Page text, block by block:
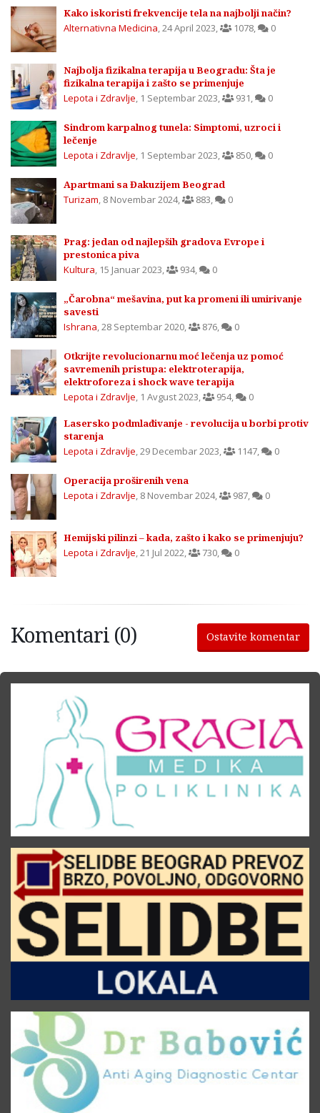
Kako iskoristi frekvencije tela na najbolji način?
Alternativna Medicina,24 April 2023, 1078, 0
Najbolja fizikalna terapija u Beogradu: Šta je
fizikalna terapija i zašto se primenjuje
Lepota i Zdravlje, 1 Septembar 2023, 931, 0
Sindrom karpalnog tunela: Simptomi, uzroci i
lečenje
Lepota i Zdravlje, 1 Septembar 2023, 850, 0
Apartmani sa Đakuzijem Beograd
Turizam, 8 Novembar 2024, 883, 0
Prag: jedan od najlepših gradova Evrope i
prestonica piva
Kultura, 15 Januar 2023, 934, 0
„Čarobna“ mešavina, put ka promeni ili umirivanje
savesti
Ishrana,28 Septembar 2020, 876, 0
Otkrijte revolucionarnu moć lečenja uz pomoć
savremenih pristupa: elektroterapija,
elektroforeza i shock wave terapija
Lepota i Zdravlje, 1 Avgust 2023, 954, 0
Lasersko podmlađivanje - revolucija u borbi protiv
starenja
Lepota i Zdravlje,29 Decembar 2023, 1147, 0
Operacija proširenih vena
Lepota i Zdravlje, 8 Novembar 2024, 987, 0
Hemijski pilinzi – kada, zašto i kako se primenjuju?
Lepota i Zdravlje,21 Jul 2022, 730, 0
Komentari (0) Ostavite komentar